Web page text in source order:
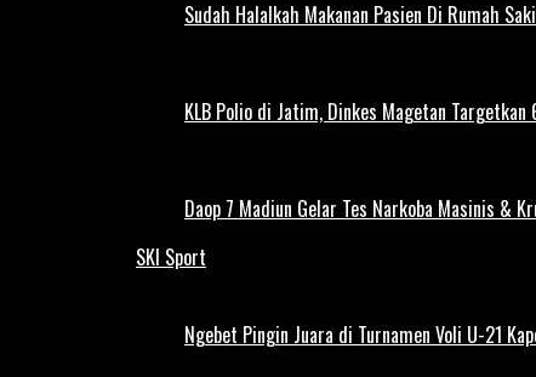
Sudah Halalkah Makanan Pasien Di Rumah
KLB Polio di Jatim, Dinkes Magetan
Daop 7 Madiun Gelar Tes Narkoba Masinis &
SKI Sport
Ngebet Pingin Juara di Turnamen Voli U-21